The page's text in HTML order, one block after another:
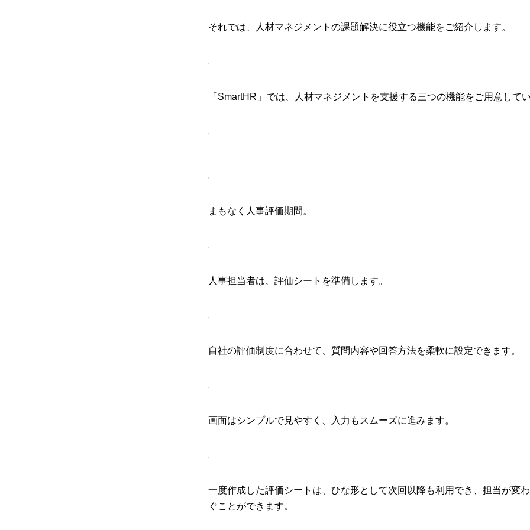
それでは、人材マネジメントの課題解決に役立つ機能をご紹介します。
「SmartHR」では、人材マネジメントを支援する三つの機能をご用意して
まもなく人事評価期間。
人事担当者は、評価シートを準備します。
自社の評価制度に合わせて、質問内容や回答方法を柔軟に設定できます。
画面はシンプルで見やすく、入力もスムーズに進みます。
一度作成した評価シートは、ひな形として次回以降も利用でき、担当が変
ぐことができます。